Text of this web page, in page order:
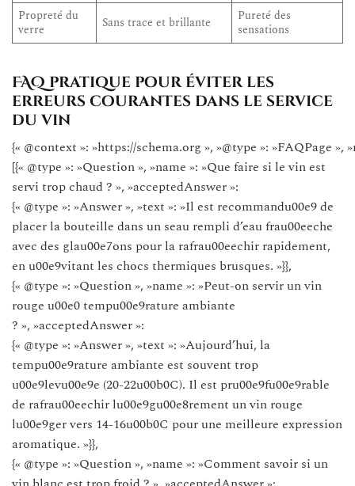
Propreté du
verre
Sans trace et brillante
Pureté des
sensations
FAQ pratique pour éviter les
erreurs courantes dans le service
du vin
{« @context »: »https://schema.org », »@type »: »FAQPage »,
[{« @type »: »Question », »name »: »Que faire si le vin est
servi trop chaud ? », »acceptedAnswer »:
{« @type »: »Answer », »text »: »Il est recommandu00e9 de
placer la bouteille dans un seau rempli d’eau frau00eeche
avec des glau00e7ons pour la rafrau00eechir rapidement,
en u00e9vitant les chocs thermiques brusques. »}},
{« @type »: »Question », »name »: »Peut-on servir un vin
rouge u00e0 tempu00e9rature ambiante
? », »acceptedAnswer »:
{« @type »: »Answer », »text »: »Aujourd’hui, la
tempu00e9rature ambiante est souvent trop
u00e9levu00e9e (20-22u00b0C). Il est pru00e9fu00e9rable
de rafrau00eechir lu00e9gu00e8rement un vin rouge
lu00e9ger vers 14-16u00b0C pour une meilleure expression
aromatique. »}},
{« @type »: »Question », »name »: »Comment savoir si un